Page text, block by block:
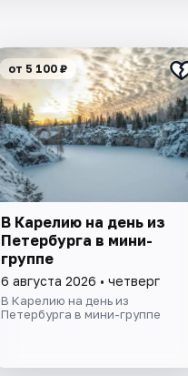
от 5 100 ₽
В Карелию на день из
Петербурга в мини-
группе
6 августа 2026 • четверг
В Карелию на день из
Петербурга в мини-группе